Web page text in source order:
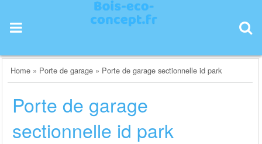
content
Home » Porte de garage » Porte de garage sectionnelle id park
Porte de garage
sectionnelle id park